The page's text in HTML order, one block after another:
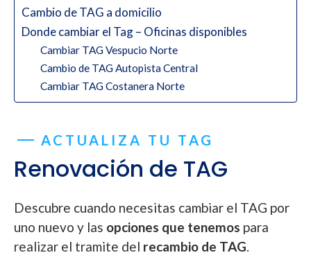
Cambio de TAG a domicilio
Donde cambiar el Tag – Oficinas disponibles
Cambiar TAG Vespucio Norte
Cambio de TAG Autopista Central
Cambiar TAG Costanera Norte
ACTUALIZA TU TAG
Renovación de TAG
Descubre cuando necesitas cambiar el TAG por
uno nuevo y las opciones que tenemos para
realizar el tramite del recambio de TAG.